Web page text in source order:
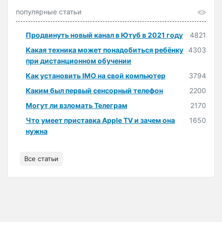
популярные статьи
Продвинуть новый канал в Ютуб в 2021 году
4821
Какая техника может понадобиться ребёнку
при дистанционном обучении
4303
Как установить IMO на свой компьютер
3794
Каким был первый сенсорный телефон
2200
Могут ли взломать Телеграм
2170
Что умеет приставка Apple TV и зачем она
нужна
1650
Все статьи